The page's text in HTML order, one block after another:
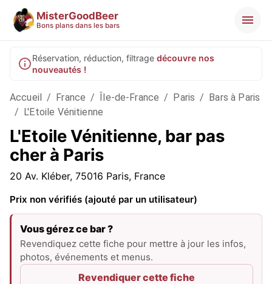
MisterGoodBeer
Bons plans dans les bars
Réservation, réduction, filtrage découvre nos
nouveautés !
Accueil / France / Île-de-France / Paris / Bars à Paris
/ L'Etoile Vénitienne
L'Etoile Vénitienne, bar pas
cher à Paris
20 Av. Kléber, 75016 Paris, France
Prix non vérifiés (ajouté par un utilisateur)
Vous gérez ce bar ?
Revendiquez cette fiche pour mettre à jour les infos,
photos, événements et menus.
Revendiquer cette fiche